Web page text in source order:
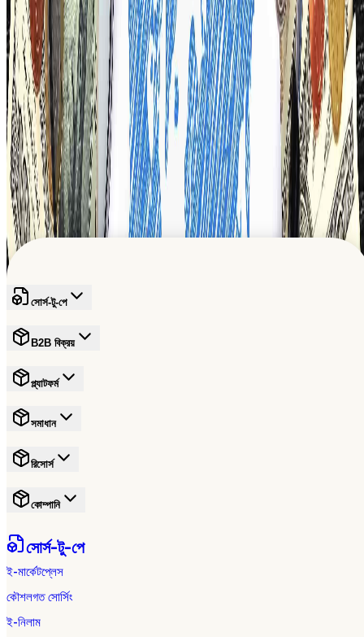
এটি কীভাবে কাজ করে দেখুন
বৈশ্বিক B2B প্রবৃদ্ধিকে শক্তি দিচ্ছে
বাণিজ্যের ভবিষ্যৎ গঠনে একটি বিশ্বস্ত নেটওয়ার্কে যোগ দিন
বিনামূল্যে সাইন আপ করুন
সোর্স-টু-পে
B2B বিক্রয়
প্ল্যাটফর্ম
সমাধান
রিসোর্স
কোম্পানি
সোর্স-টু-পে
ই-মার্কেটপ্লেস
কৌশলগত সোর্সিং
ই-নিলাম